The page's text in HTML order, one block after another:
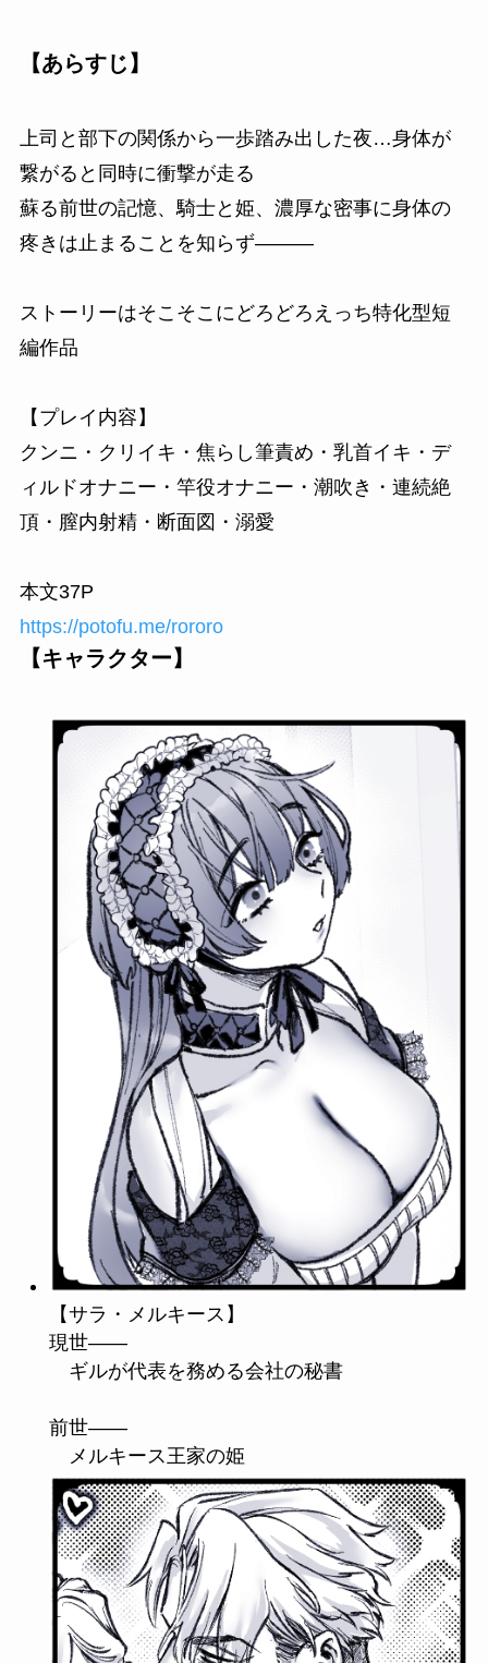
【あらすじ】
上司と部下の関係から一歩踏み出した夜…身体が
繋がると同時に衝撃が走る
蘇る前世の記憶、騎士と姫、濃厚な密事に身体の
疼きは止まることを知らず―――
ストーリーはそこそこにどろどろえっち特化型短
編作品
【プレイ内容】
クンニ・クリイキ・焦らし筆責め・乳首イキ・デ
ィルドオナニー・竿役オナニー・潮吹き・連続絶
頂・膣内射精・断面図・溺愛
本文37P
https://potofu.me/rororo
【キャラクター】
【サラ・メルキース】
現世――
ギルが代表を務める会社の秘書
前世――
メルキース王家の姫